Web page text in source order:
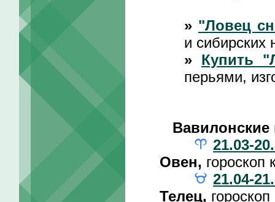
» "Ловец
и сибирских
» Купить
перьями,
21.03-
Овен, гороскоп
21.04-
Телец,